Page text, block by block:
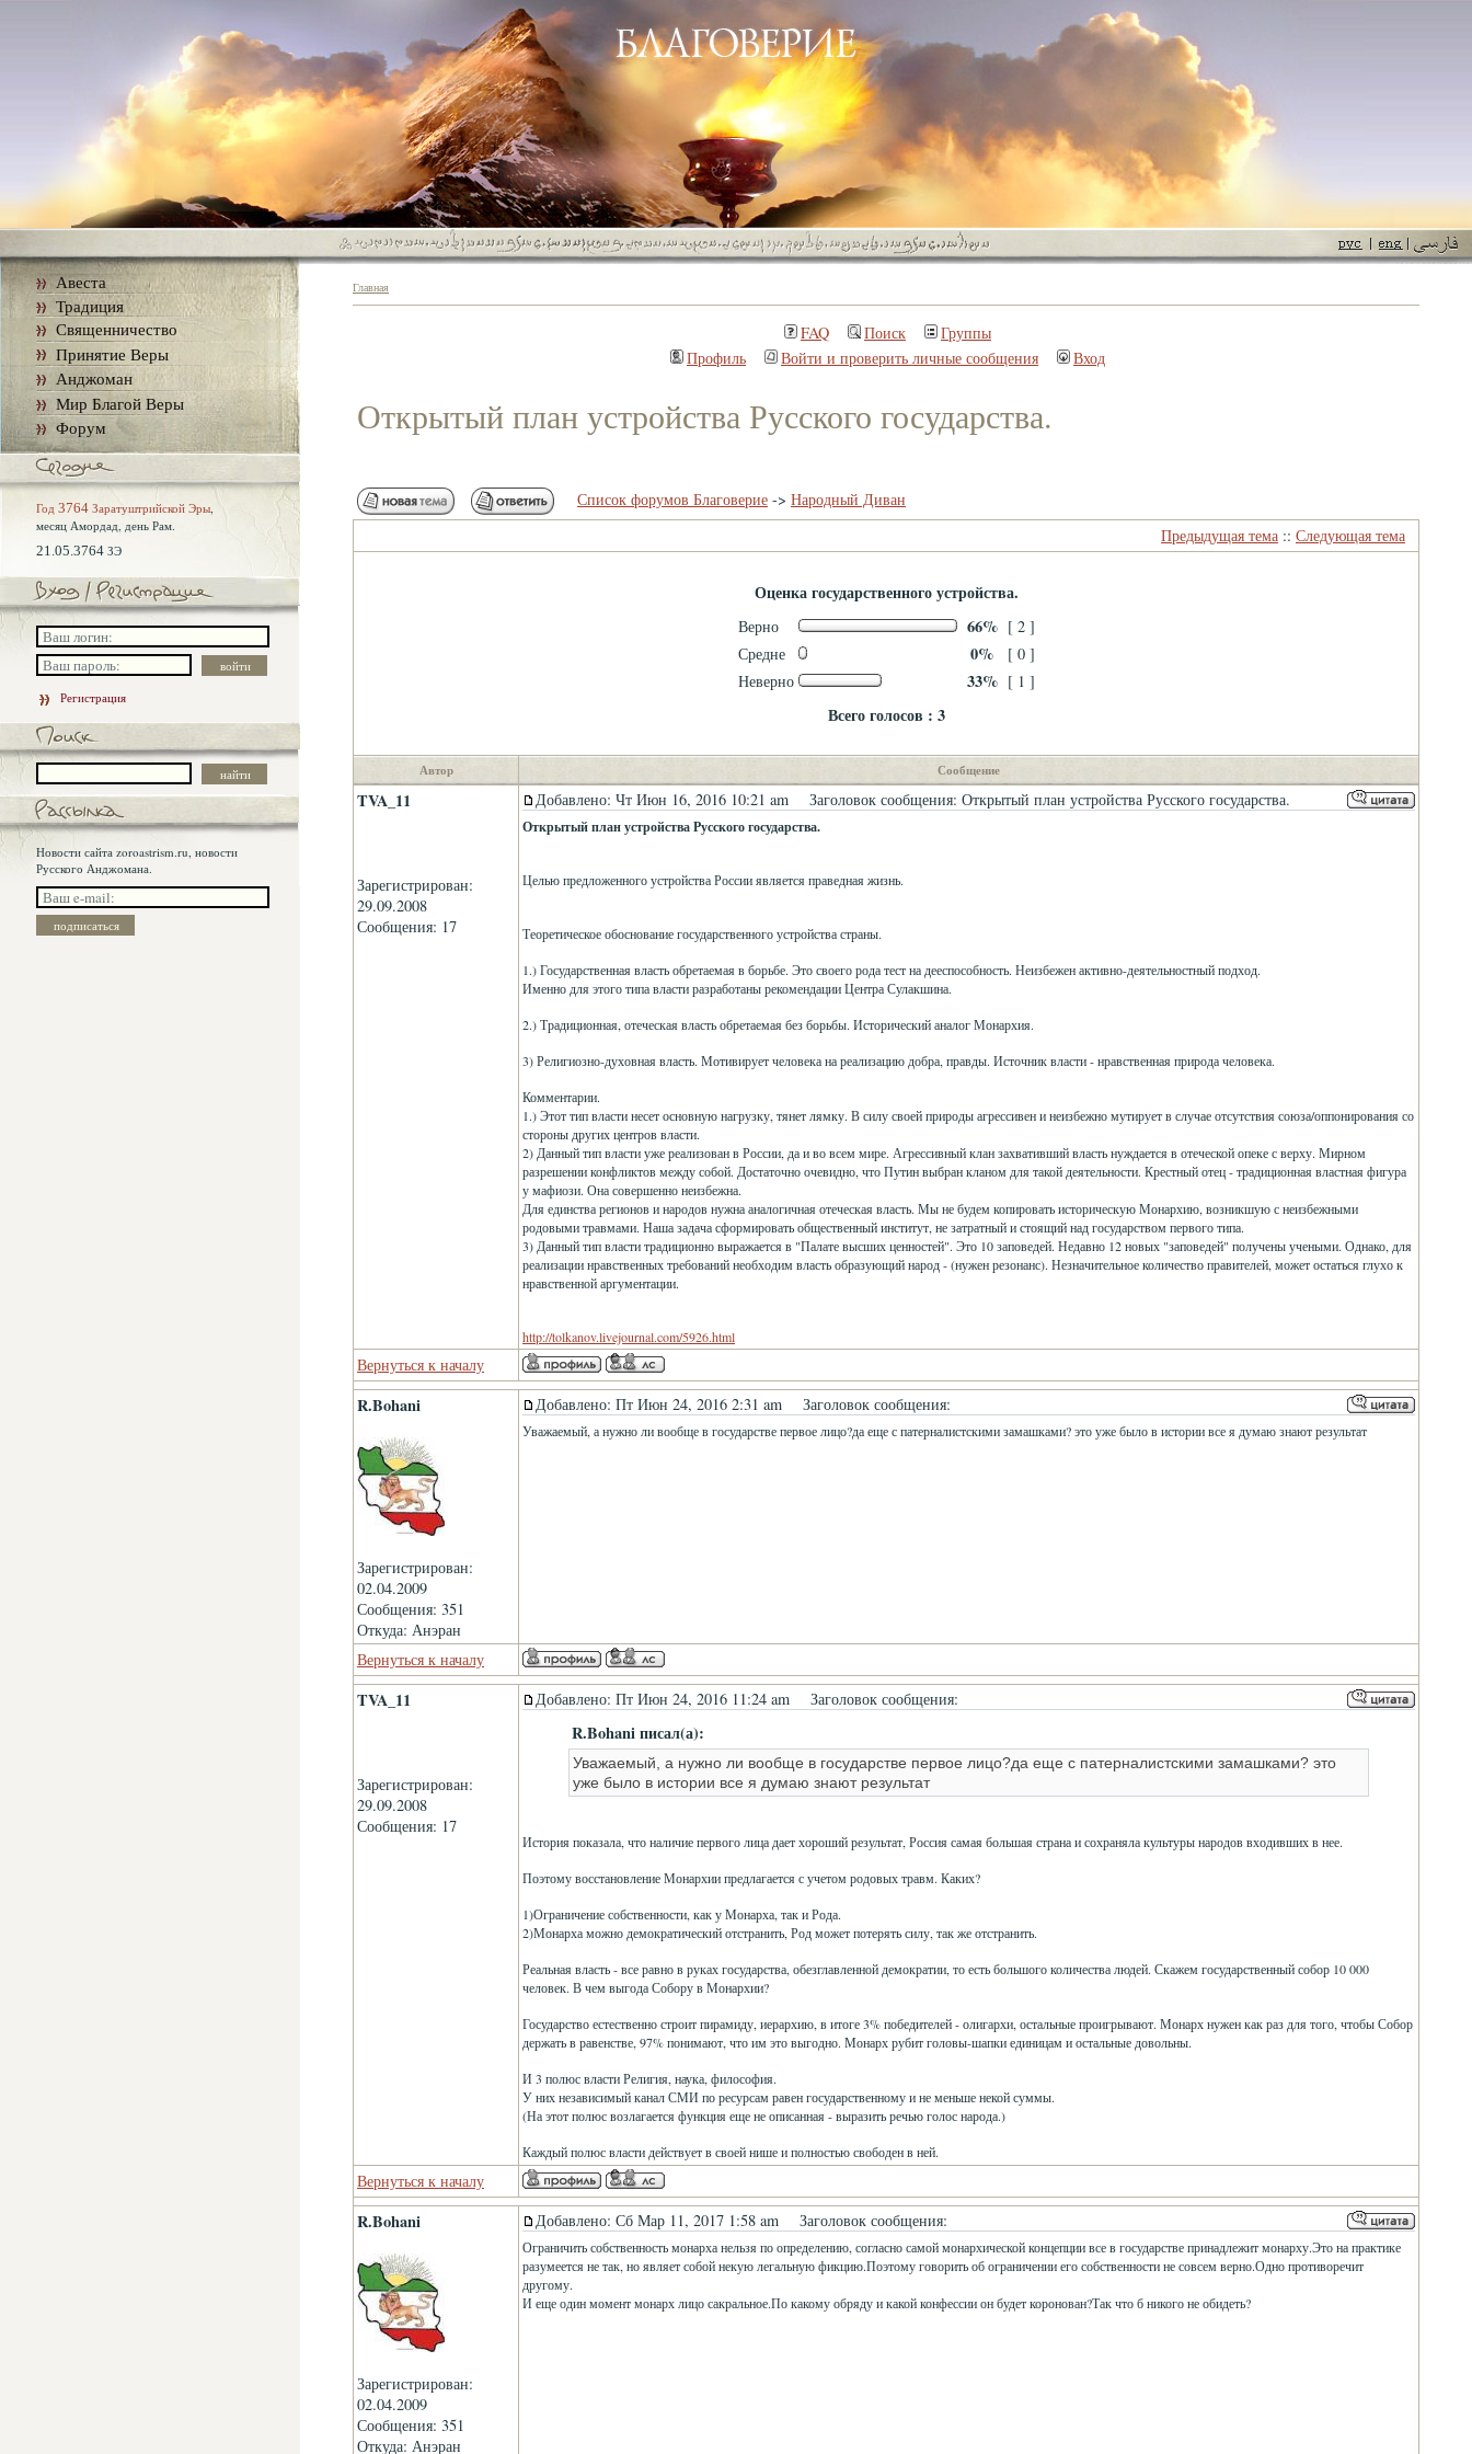
Авеста
Традиция
Священничество
Принятие Веры
Анджоман
Мир Благой Веры
Форум
Год 3764 Заратуштрийской Эры,
месяц Амордад, день Рам.
21.05.3764 ЗЭ
Регистрация
Новости сайта zoroastrism.ru, новости
Русского Анджомана.
Главная
FAQ Поиск
Группы
Профиль
Войти и проверить личные сообщения Вход
Открытый план устройства Русского государства.
Список форумов Благоверие -> Народный Диван
Предыдущая тема :: Следующая тема
Оценка государственного устройства.
Верно 66% [ 2 ]
Средне
0%
[ 0 ]
Неверно
33% [ 1 ]
Всего голосов : 3
Автор Сообщение
TVA_11
Зарегистрирован:
29.09.2008
Сообщения: 17
Добавлено: Чт Июн 16, 2016 10:21 am Заголовок сообщения: Открытый план устройства Русского государства.
Открытый план устройства Русского государства.
Целью предложенного устройства России является праведная жизнь.
Теоретическое обоснование государственного устройства страны.
1.) Государственная власть обретаемая в борьбе. Это своего рода тест на дееспособность. Неизбежен активно-деятельностный подход.
Именно для этого типа власти разработаны рекомендации Центра Сулакшина.
2.) Традиционная, отеческая власть обретаемая без борьбы. Исторический аналог Монархия.
3) Религиозно-духовная власть. Мотивирует человека на реализацию добра, правды. Источник власти - нравственная природа человека.
Комментарии.
1.) Этот тип власти несет основную нагрузку, тянет лямку. В силу своей природы агрессивен и неизбежно мутирует в случае отсутствия союза/оппонирования со
стороны других центров власти.
2) Данный тип власти уже реализован в России, да и во всем мире. Агрессивный клан захвативший власть нуждается в отеческой опеке с верху. Мирном
разрешении конфликтов между собой. Достаточно очевидно, что Путин выбран кланом для такой деятельности. Крестный отец - традиционная властная фигура
у мафиози. Она совершенно неизбежна.
Для единства регионов и народов нужна аналогичная отеческая власть. Мы не будем копировать историческую Монархию, возникшую с неизбежными
родовыми травмами. Наша задача сформировать общественный институт, не затратный и стоящий над государством первого типа.
3) Данный тип власти традиционно выражается в "Палате высших ценностей". Это 10 заповедей. Недавно 12 новых "заповедей" получены учеными. Однако, для
реализации нравственных требований необходим власть образующий народ - (нужен резонанс). Незначительное количество правителей, может остаться глухо к
нравственной аргументации.
http://tolkanov.livejournal.com/5926.html
Вернуться к началу
R.Bohani
Зарегистрирован:
02.04.2009
Сообщения: 351
Откуда: Анэран
Добавлено: Пт Июн 24, 2016 2:31 am Заголовок сообщения:
Уважаемый, а нужно ли вообще в государстве первое лицо?да еще с патерналистскими замашками? это уже было в истории все я думаю знают результат
Вернуться к началу
TVA_11
Зарегистрирован:
29.09.2008
Сообщения: 17
Добавлено: Пт Июн 24, 2016 11:24 am Заголовок сообщения:
R.Bohani писал(а):
Уважаемый, а нужно ли вообще в государстве первое лицо?да еще с патерналистскими замашками? это
уже было в истории все я думаю знают результат
История показала, что наличие первого лица дает хороший результат, Россия самая большая страна и сохраняла культуры народов входивших в нее.
Поэтому восстановление Монархии предлагается с учетом родовых травм. Каких?
1)Ограничение собственности, как у Монарха, так и Рода.
2)Монарха можно демократический отстранить, Род может потерять силу, так же отстранить.
Реальная власть - все равно в руках государства, обезглавленной демократии, то есть большого количества людей. Скажем государственный собор 10 000
человек. В чем выгода Собору в Монархии?
Государство естественно строит пирамиду, иерархию, в итоге 3% победителей - олигархи, остальные проигрывают. Монарх нужен как раз для того, чтобы Собор
держать в равенстве, 97% понимают, что им это выгодно. Монарх рубит головы-шапки единицам и остальные довольны.
И 3 полюс власти Религия, наука, философия.
У них независимый канал СМИ по ресурсам равен государственному и не меньше некой суммы.
(На этот полюс возлагается функция еще не описанная - выразить речью голос народа.)
Каждый полюс власти действует в своей нише и полностью свободен в ней.
Вернуться к началу
R.Bohani
Зарегистрирован:
02.04.2009
Сообщения: 351
Откуда: Анэран
Добавлено: Сб Мар 11, 2017 1:58 am Заголовок сообщения:
Ограничить собственность монарха нельзя по определению, согласно самой монархической концепции все в государстве принадлежит монарху.Это на практике
разумеется не так, но являет собой некую легальную фикцию.Поэтому говорить об ограничении его собственности не совсем верно.Одно противоречит
другому.
И еще один момент монарх лицо сакральное.По какому обряду и какой конфессии он будет коронован?Так что б никого не обидеть?